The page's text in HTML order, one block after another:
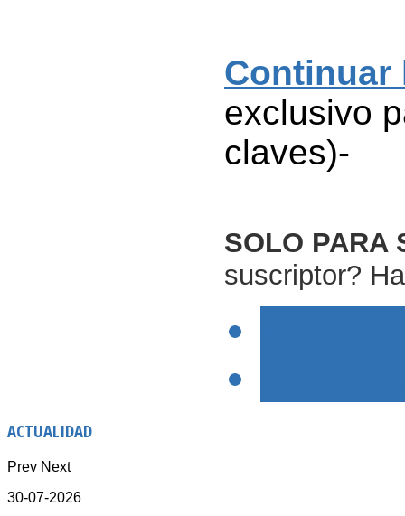
exclusivo
claves)-
SOLO PARA
suscriptor?
ACTUALIDAD
Prev Next
30-07-2026